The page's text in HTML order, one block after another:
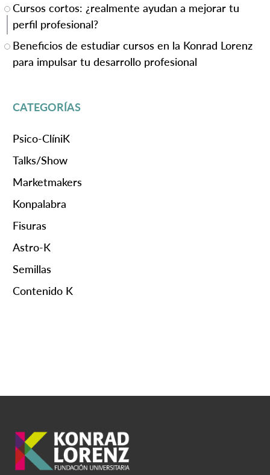
Cursos cortos: ¿realmente ayudan a mejorar tu
perfil profesional?
Beneficios de estudiar cursos en la Konrad Lorenz
para impulsar tu desarrollo profesional
CATEGORÍAS
Psico-ClíniK
Talks/Show
Marketmakers
Konpalabra
Fisuras
Astro-K
Semillas
Contenido K